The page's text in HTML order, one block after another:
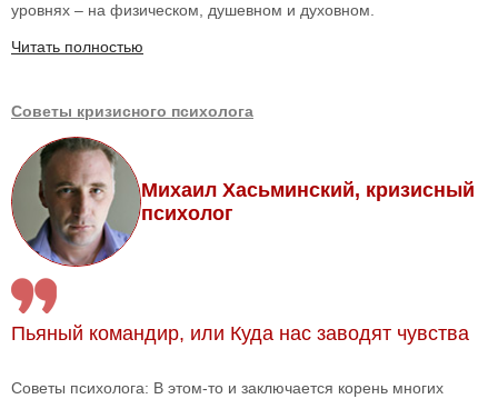
уровнях – на физическом, душевном и духовном.
Читать полностью
Советы кризисного психолога
Михаил Хасьминский, кризисный
психолог
Пьяный командир, или Куда нас заводят чувства
Советы психолога: В этом-то и заключается корень многих